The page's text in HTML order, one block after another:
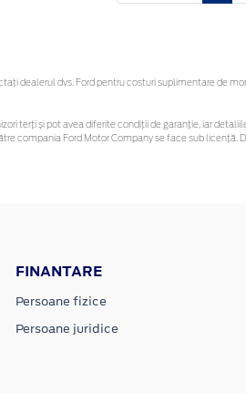
dealerul dvs. Ford pentru costuri suplimentare de
terți și pot avea diferite condiții de garanție, iar
compania Ford Motor Company se face sub
FINANTARE
Persoane fizice
Persoane juridice